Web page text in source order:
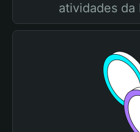
atividades da